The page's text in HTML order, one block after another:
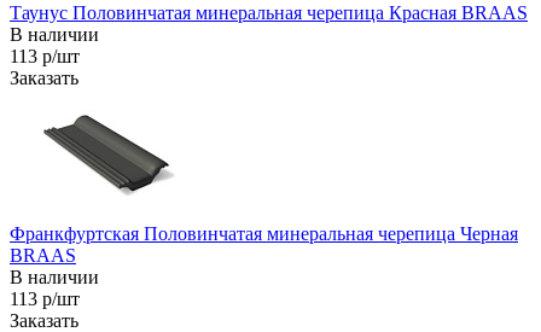
Таунус Половинчатая минеральная черепица Красная BRAAS
В наличии
113 р/шт
Заказать
Франкфуртская Половинчатая минеральная черепица Черная
BRAAS
В наличии
113 р/шт
Заказать